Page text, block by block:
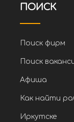
ПОИСК
Поиск фирм
Поиск
Афиша
Как найти
Иркутске